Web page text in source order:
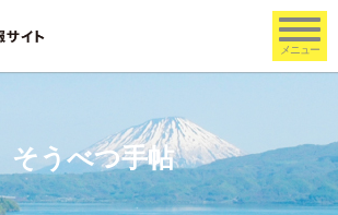
そうべつ手帖